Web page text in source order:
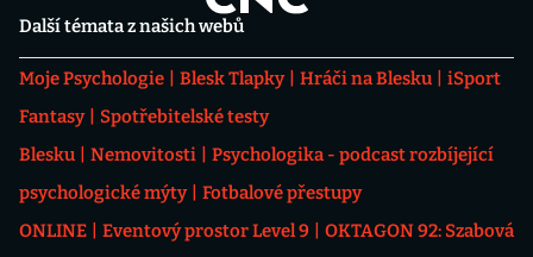
Další témata z našich webů
Moje Psychologie Blesk Tlapky Hráči na Blesku
iSport
Fantasy
Spotřebitelské testy
Blesku
Nemovitosti
Psychologika - podcast rozbíjející
psychologické mýty
Fotbalové přestupy
ONLINE
Eventový prostor Level 9
OKTAGON 92: Szabová